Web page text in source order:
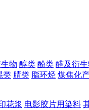
物 醇类 酚类 醛及衍生
类 腈类 脂环烃 煤焦化
花浆 电影胶片用染料